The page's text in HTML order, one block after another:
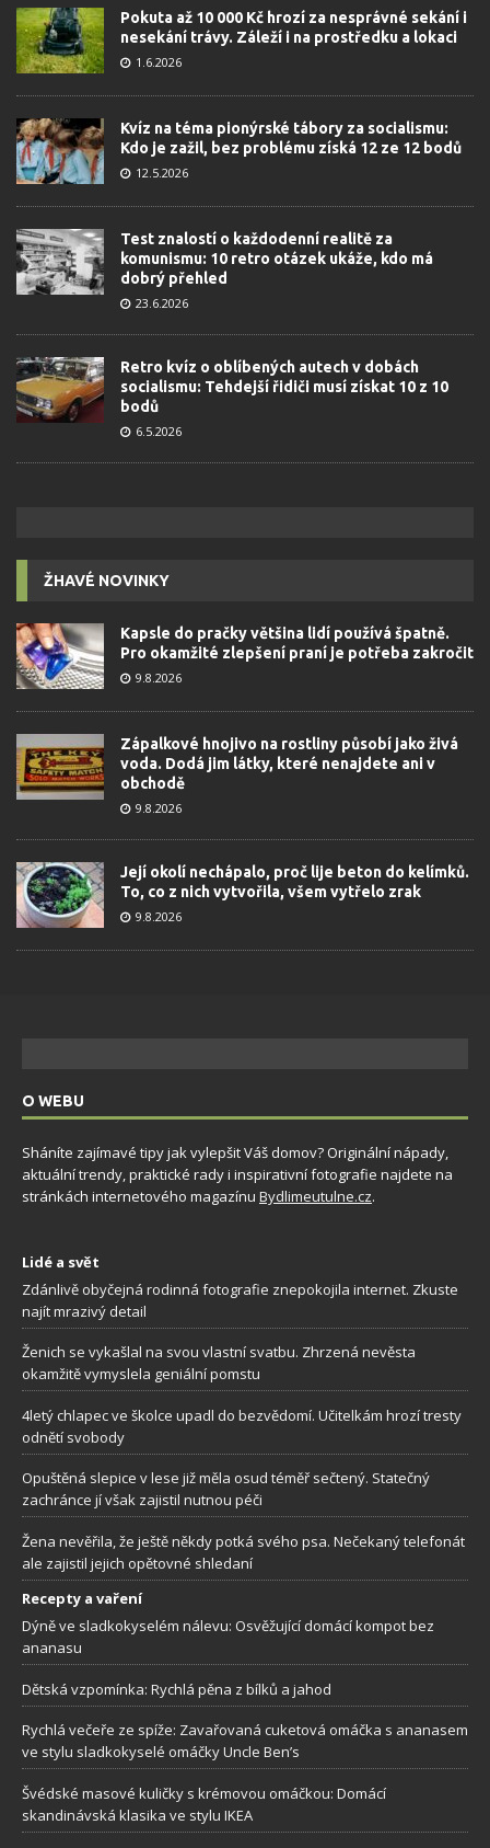
Pokuta až 10 000 Kč hrozí za nesprávné sekání i
nesekání trávy. Záleží i na prostředku a lokaci
1.6.2026
Kvíz na téma pionýrské tábory za socialismu:
Kdo je zažil, bez problému získá 12 ze 12 bodů
12.5.2026
Test znalostí o každodenní realitě za
komunismu: 10 retro otázek ukáže, kdo má
dobrý přehled
23.6.2026
Retro kvíz o oblíbených autech v dobách
socialismu: Tehdejší řidiči musí získat 10 z 10
bodů
6.5.2026
ŽHAVÉ NOVINKY
Kapsle do pračky většina lidí používá špatně.
Pro okamžité zlepšení praní je potřeba zakročit
9.8.2026
Zápalkové hnojivo na rostliny působí jako živá
voda. Dodá jim látky, které nenajdete ani v
obchodě
9.8.2026
Její okolí nechápalo, proč lije beton do kelímků.
To, co z nich vytvořila, všem vytřelo zrak
9.8.2026
O WEBU
Sháníte zajímavé tipy jak vylepšit Váš domov? Originální nápady,
aktuální trendy, praktické rady i inspirativní fotografie najdete na
stránkách internetového magazínu Bydlimeutulne.cz.
Lidé a svět
Zdánlivě obyčejná rodinná fotografie znepokojila internet. Zkuste
najít mrazivý detail
Ženich se vykašlal na svou vlastní svatbu. Zhrzená nevěsta
okamžitě vymyslela geniální pomstu
4letý chlapec ve školce upadl do bezvědomí. Učitelkám hrozí tresty
odnětí svobody
Opuštěná slepice v lese již měla osud téměř sečtený. Statečný
zachránce jí však zajistil nutnou péči
Žena nevěřila, že ještě někdy potká svého psa. Nečekaný telefonát
ale zajistil jejich opětovné shledaní
Recepty a vaření
Dýně ve sladkokyselém nálevu: Osvěžující domácí kompot bez
ananasu
Dětská vzpomínka: Rychlá pěna z bílků a jahod
Rychlá večeře ze spíže: Zavařovaná cuketová omáčka s ananasem
ve stylu sladkokyselé omáčky Uncle Ben’s
Švédské masové kuličky s krémovou omáčkou: Domácí
skandinávská klasika ve stylu IKEA